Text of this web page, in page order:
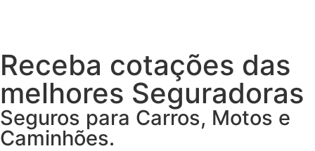
Receba cotações das
melhores Seguradoras
Seguros para Carros, Motos e
Caminhões.